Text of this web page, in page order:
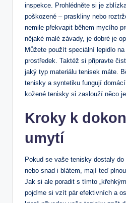
inspekce. Prohlédněte si je
poškozené – praskliny nebo
nemile překvapit během mycího
nějaké malé závady, je dobré je
Můžete použít speciální lepidlo
prostředek. Taktéž si připravte
jaký typ materiálu tenisek máte.
tenisky a syntetiku fungují
kožené tenisky si zaslouží něco
Kroky k
umytí
Pokud se vaše tenisky dostaly
nebo snad i blátem, mají teď
Jak si ale poradit s tímto
pojďme si vzít pár efektivních a